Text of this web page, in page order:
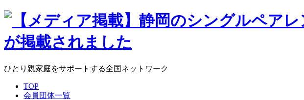
ひとり親家庭をサポートする全国ネットワーク
TOP
会員団体一覧